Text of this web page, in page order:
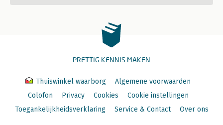
PRETTIG KENNIS MAKEN
Thuiswinkel waarborg
Algemene voorwaarden
Colofon
Privacy Cookies
Cookie instellingen
Toegankelijkheidsverklaring
Service & Contact Over ons